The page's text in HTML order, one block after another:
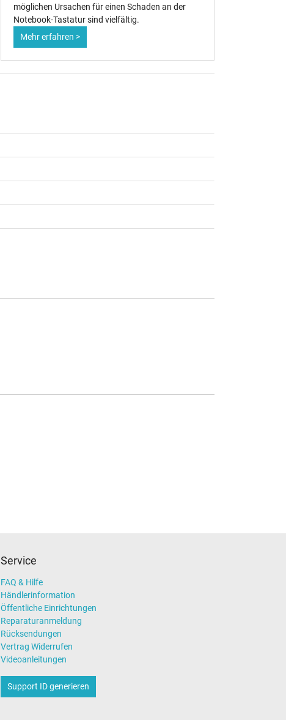
möglichen Ursachen für einen Schaden an der
Notebook-Tastatur sind vielfältig.
Mehr erfahren >
Service
FAQ & Hilfe
Händlerinformation
Öffentliche Einrichtungen
Reparaturanmeldung
Rücksendungen
Vertrag Widerrufen
Videoanleitungen
Support ID generieren